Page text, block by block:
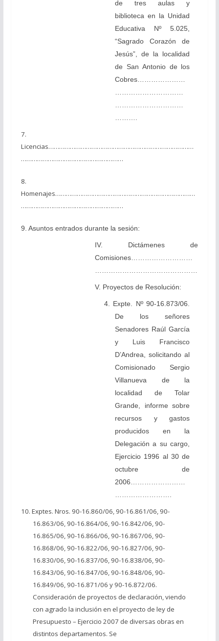
de tres aulas y
biblioteca en la Unidad
Educativa Nº 5.025,
“Sagrado Corazón de
Jesús”, de la localidad
de San Antonio de los
Cobres…………………
…………………………
…………………………
……….
7.
Licencias………………………………………………………………………
…………………………………………………
8.
Homenajes……………………………………………………………………
…………………………………………………
9. Asuntos entrados durante la sesión:
IV. Dictámenes de
Comisiones………………………
………………………………………
V. Proyectos de Resolución:
4. Expte. Nº 90-16.873/06.
De los señores
Senadores Raúl García
y Luis Francisco
D’Andrea, solicitando al
Comisionado Sergio
Villanueva de la
localidad de Tolar
Grande, informe sobre
recursos y gastos
producidos en la
Delegación a su cargo,
Ejercicio 1996 al 30 de
octubre de
2006……………………
…………………….
10. Exptes. Nros. 90-16.860/06, 90-16.861/06, 90-
16.863/06, 90-16.864/06, 90-16.842/06, 90-
16.865/06, 90-16.866/06, 90-16.867/06, 90-
16.868/06, 90-16.822/06, 90-16.827/06, 90-
16.830/06, 90-16.837/06, 90-16.838/06, 90-
16.843/06, 90-16.847/06, 90-16.848/06, 90-
16.849/06, 90-16.871/06 y 90-16.872/06.
Consideración de proyectos de declaración, viendo
con agrado la inclusión en el proyecto de ley de
Presupuesto – Ejercicio 2007 de diversas obras en
distintos departamentos. Se